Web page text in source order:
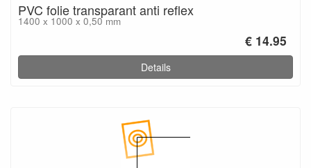
PVC folie transparant anti reflex
1400 x 1000 x 0,50 mm
€ 14.95
Details